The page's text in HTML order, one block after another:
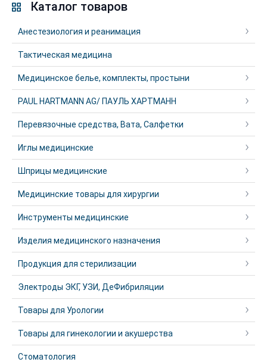
Каталог товаров
Анестезиология и реанимация
Тактическая медицина
Медицинское белье, комплекты, простыни
PAUL HARTMANN AG/ ПАУЛЬ ХАРТМАНН
Перевязочные средства, Вата, Салфетки
Иглы медицинские
Шприцы медицинские
Медицинские товары для хирургии
Инструменты медицинские
Изделия медицинского назначения
Продукция для стерилизации
Электроды ЭКГ, УЗИ, ДеФибриляции
Товары для Урологии
Товары для гинекологии и акушерства
Стоматология